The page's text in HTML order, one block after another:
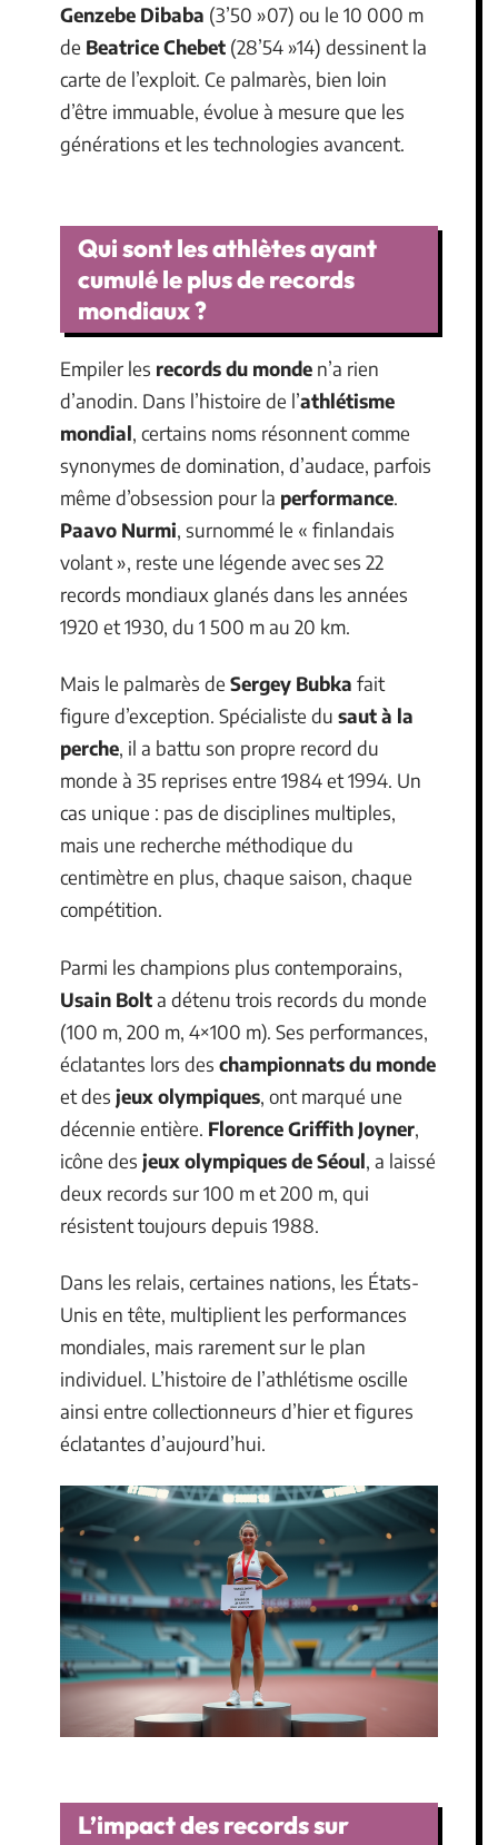
Genzebe Dibaba (3’50 »07) ou le 10 000 m
de Beatrice Chebet (28’54 »14) dessinent la
carte de l’exploit. Ce palmarès, bien loin
d’être immuable, évolue à mesure que les
générations et les technologies avancent.
Qui sont les athlètes ayant
cumulé le plus de records
mondiaux ?
Empiler les records du monde n’a rien
d’anodin. Dans l’histoire de l’athlétisme
mondial, certains noms résonnent comme
synonymes de domination, d’audace, parfois
même d’obsession pour la performance.
Paavo Nurmi, surnommé le « finlandais
volant », reste une légende avec ses 22
records mondiaux glanés dans les années
1920 et 1930, du 1 500 m au 20 km.
Mais le palmarès de Sergey Bubka fait
figure d’exception. Spécialiste du saut à la
perche, il a battu son propre record du
monde à 35 reprises entre 1984 et 1994. Un
cas unique : pas de disciplines multiples,
mais une recherche méthodique du
centimètre en plus, chaque saison, chaque
compétition.
Parmi les champions plus contemporains,
Usain Bolta détenu trois records du monde
(100 m, 200 m, 4×100 m). Ses performances,
éclatantes lors des championnats du monde
et des jeux olympiques, ont marqué une
décennie entière. Florence Griffith Joyner,
icône des jeux olympiques de Séoul, a laissé
deux records sur 100 m et 200 m, qui
résistent toujours depuis 1988.
Dans les relais, certaines nations, les États-
Unis en tête, multiplient les performances
mondiales, mais rarement sur le plan
individuel. L’histoire de l’athlétisme oscille
ainsi entre collectionneurs d’hier et figures
éclatantes d’aujourd’hui.
L’impact des records sur